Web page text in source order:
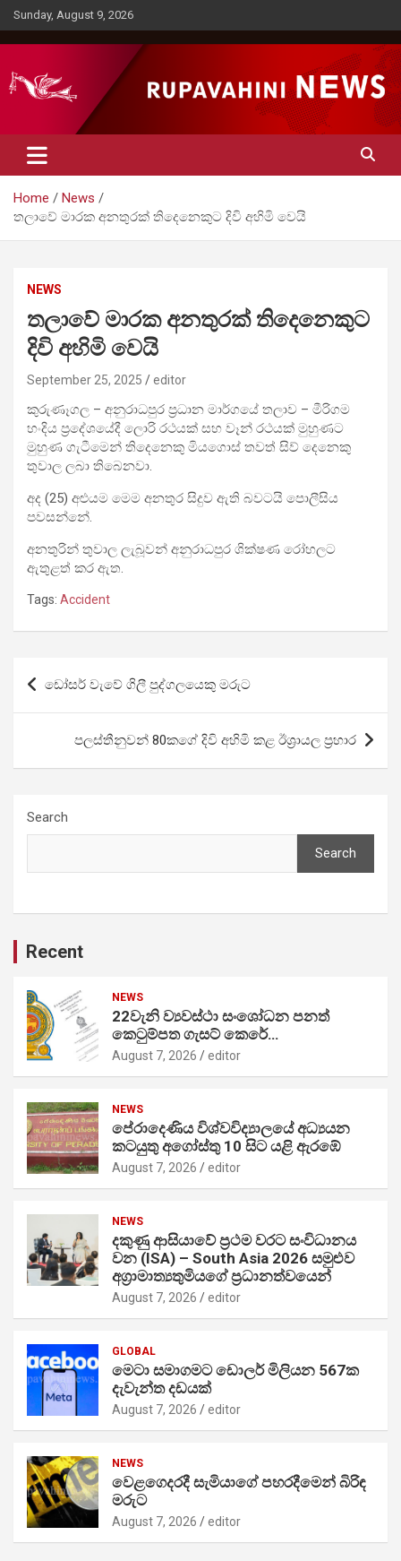
Skip
to
content
Sunday, August 9, 2026
Rupavahini News
Home
News
තලාවේ මාරක අනතුරක් තිදෙනෙකුට දිවි අහිමි වෙයි
NEWS
තලාවේ මාරක අනතුරක් තිදෙනෙකුට
දිවි අහිමි වෙයි
September 25, 2025 editor
කුරුණෑගල – අනුරාධපුර ප්‍රධාන මාර්ගයේ තලාව – මීරිගම
හංදිය ප්‍රදේශයේදී ලොරි රථයක් සහ වෑන් රථයක් මුහුණට
මුහුණ ගැටීමෙන් තිදෙනෙකු මියගොස් තවත් සිව් දෙනෙකු
තුවාල ලබා තිබෙනවා.
අද (25) අළුයම මෙම අනතුර සිදුව ඇති බවටයි පොලීසිය
පවසන්නේ.
අනතුරින් තුවාල ලැබූවන් අනුරාධපුර ශික්ෂණ රෝහලට
ඇතුළත් කර ඇත.
Tags: Accident
Post
navigation
ඩෝසර් වැවේ ගිලී පුද්ගලයෙකු මරුට
පලස්තීනුවන් 80කගේ දිවි අහිමි කළ ඊශ්‍රායල ප්‍රහාර
Search
Search
Recent
NEWS
22වැනි ව්‍යවස්ථා සංශෝධන පනත්
කෙටුම්පත ගැසට් කෙරේ…
August 7, 2026 editor
NEWS
පේරාදෙණිය විශ්වවිද්‍යාලයේ අධ්‍යයන
කටයුතු අගෝස්තු 10 සිට යළි ඇරඹේ
August 7, 2026 editor
NEWS
දකුණු ආසියාවේ ප්‍රථම වරට සංවිධානය
වන (ISA) – South Asia 2026 සමුළුව
අග්‍රාමාත්‍යතුමියගේ ප්‍රධානත්වයෙන්
August 7, 2026 editor
GLOBAL
මෙටා සමාගමට ඩොලර් මිලියන 567ක
දැවැන්ත දඩයක්
August 7, 2026 editor
NEWS
වෙළගෙදරදී සැමියාගේ පහරදීමෙන් බිරිඳ
මරුට
August 7, 2026 editor